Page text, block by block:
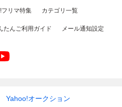
フリマ特集 カテゴリ一覧
たんご利用ガイド メール通知設定
Yahoo!オークション